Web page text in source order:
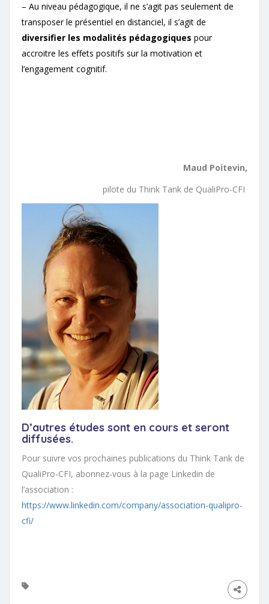
– Au niveau pédagogique, il ne s’agit pas seulement de
transposer le présentiel en distanciel, il s’agit de
diversifier les modalités pédagogiques pour
accroitre les effets positifs sur la motivation et
l’engagement cognitif.
Maud Poitevin,
pilote du Think Tank de QualiPro-CFI
D’autres études sont en cours et seront
diffusées.
Pour suivre vos prochaines publications du Think Tank de
QualiPro-CFI, abonnez-vous à la page Linkedin de
l’association :
https://www.linkedin.com/company/association-qualipro-
cfi/